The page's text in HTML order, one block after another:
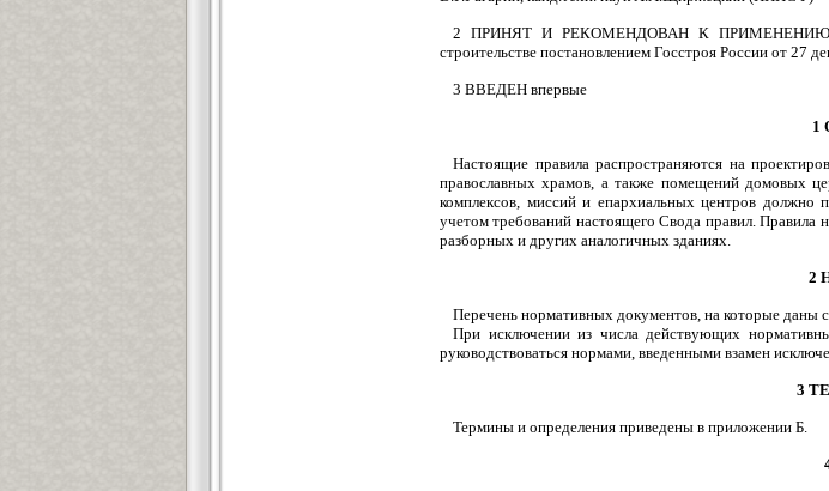
2 ПРИНЯТ И РЕКОМЕНДОВАН К ПРИМЕНЕНИЮ в
строительстве постановлением Госстроя России от 27
3 ВВЕДЕН впервые
1
Настоящие правила распространяются на
православных храмов, а также помещений домовых
комплексов, миссий и епархиальных центров должно
учетом требований настоящего Свода правил.
разборных и других аналогичных зданиях.
2
Перечень нормативных документов, на которые даны
При исключении из числа действующих
руководствоваться нормами, введенными взамен
3
Термины и определения приведены в приложении Б.